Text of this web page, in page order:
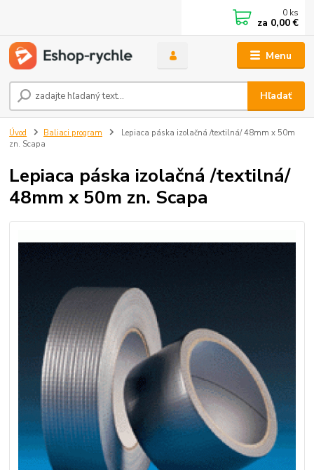
Menu
Hľadať
0 ks
za 0,00 €
Úvod Baliaci program
Lepiaca páska izolačná /textilná/ 48mm x 50m
zn. Scapa
Lepiaca páska izolačná /textilná/
48mm x 50m zn. Scapa